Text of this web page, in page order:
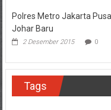
Polres Metro Jakarta
Johar Baru
2 Desember 2015 0
Tags